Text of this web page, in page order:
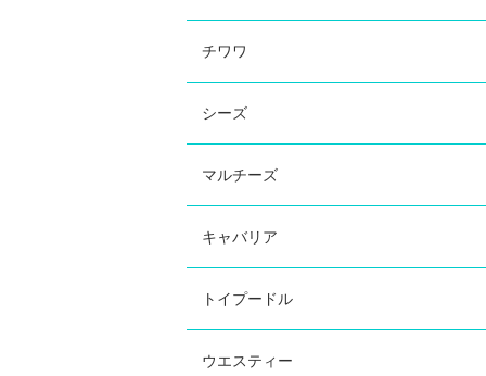
チワワ
シーズ
マルチーズ
キャバリア
トイプードル
ウエスティー